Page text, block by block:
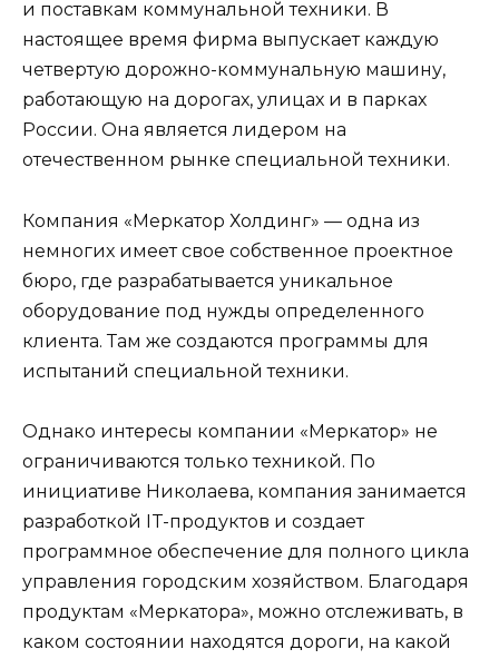
и поставкам коммунальной техники. В
настоящее время фирма выпускает каждую
четвертую дорожно-коммунальную машину,
работающую на дорогах, улицах и в парках
России. Она является лидером на
отечественном рынке специальной техники.
Компания «Меркатор Холдинг» — одна из
немногих имеет свое собственное проектное
бюро, где разрабатывается уникальное
оборудование под нужды определенного
клиента. Там же создаются программы для
испытаний специальной техники.
Однако интересы компании «Меркатор» не
ограничиваются только техникой. По
инициативе Николаева, компания занимается
разработкой IT-продуктов и создает
программное обеспечение для полного цикла
управления городским хозяйством. Благодаря
продуктам «Меркатора», можно отслеживать, в
каком состоянии находятся дороги, на какой